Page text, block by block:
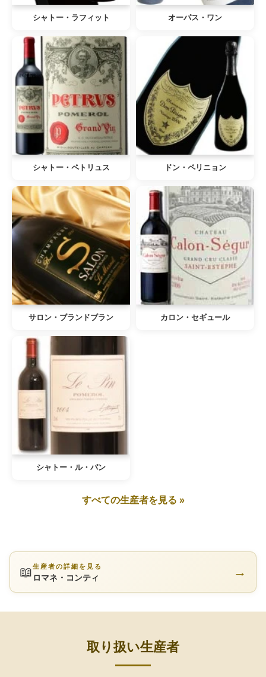
シャトー・ラフィット オーパス・ワン
シャトー・ペトリュス ドン・ペリニョン
サロン・ブランドブラン カロン・セギュール
シャトー・ル・パン
すべての生産者を見る »
📖生産者の詳細を見る
ロマネ・コンティ →
取り扱い生産者